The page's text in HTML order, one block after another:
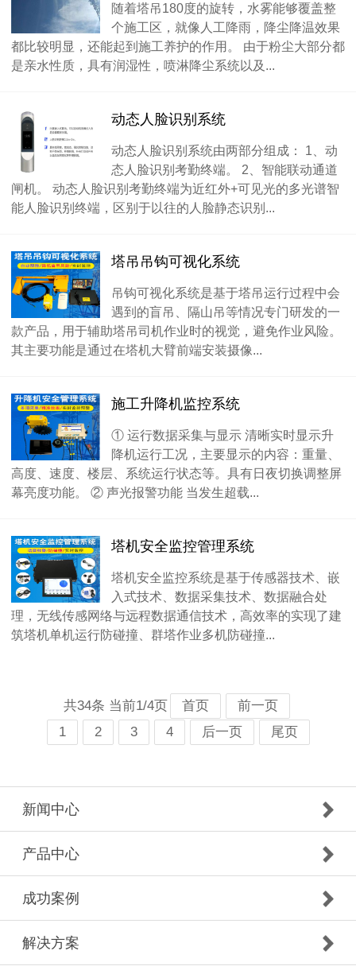
随着塔吊180度的旋转，水雾能够覆盖整
个施工区，就像人工降雨，降尘降温效果
都比较明显，还能起到施工养护的作用。 由于粉尘大部分都
是亲水性质，具有润湿性，喷淋降尘系统以及...
动态人脸识别系统
动态人脸识别系统由两部分组成： 1、动
态人脸识别考勤终端。 2、智能联动通道
闸机。 动态人脸识别考勤终端为近红外+可见光的多光谱智
能人脸识别终端，区别于以往的人脸静态识别...
塔吊吊钩可视化系统
吊钩可视化系统是基于塔吊运行过程中会
遇到的盲吊、隔山吊等情况专门研发的一
款产品，用于辅助塔吊司机作业时的视觉，避免作业风险。
其主要功能是通过在塔机大臂前端安装摄像...
施工升降机监控系统
① 运行数据采集与显示 清晰实时显示升
降机运行工况，主要显示的内容：重量、
高度、速度、楼层、系统运行状态等。具有日夜切换调整屏
幕亮度功能。 ② 声光报警功能 当发生超载...
塔机安全监控管理系统
塔机安全监控系统是基于传感器技术、嵌
入式技术、数据采集技术、数据融合处
理，无线传感网络与远程数据通信技术，高效率的实现了建
筑塔机单机运行防碰撞、群塔作业多机防碰撞...
共34条 当前1/4页 首页
前一页
1
2 3 4 后一页 尾页
新闻中心
产品中心
成功案例
解决方案